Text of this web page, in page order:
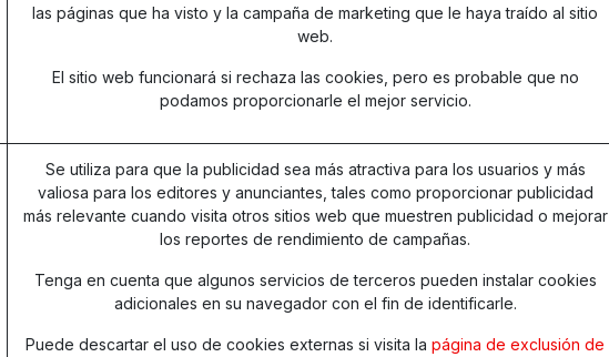
las páginas que ha visto y la campaña de marketing que le haya traído al sitio
web.
El sitio web funcionará si rechaza las cookies, pero es probable que no
podamos proporcionarle el mejor servicio.
Se utiliza para que la publicidad sea más atractiva para los usuarios y más
valiosa para los editores y anunciantes, tales como proporcionar publicidad
más relevante cuando visita otros sitios web que muestren publicidad o mejorar
los reportes de rendimiento de campañas.
Tenga en cuenta que algunos servicios de terceros pueden instalar cookies
adicionales en su navegador con el fin de identificarle.
Puede descartar el uso de cookies externas si visita la página de exclusión de